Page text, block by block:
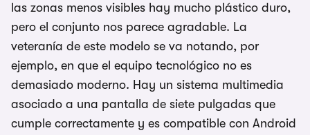
las zonas menos visibles hay mucho plástico duro,
pero el conjunto nos parece agradable. La
veteranía de este modelo se va notando, por
ejemplo, en que el equipo tecnológico no es
demasiado moderno. Hay un sistema multimedia
asociado a una pantalla de siete pulgadas que
cumple correctamente y es compatible con Android